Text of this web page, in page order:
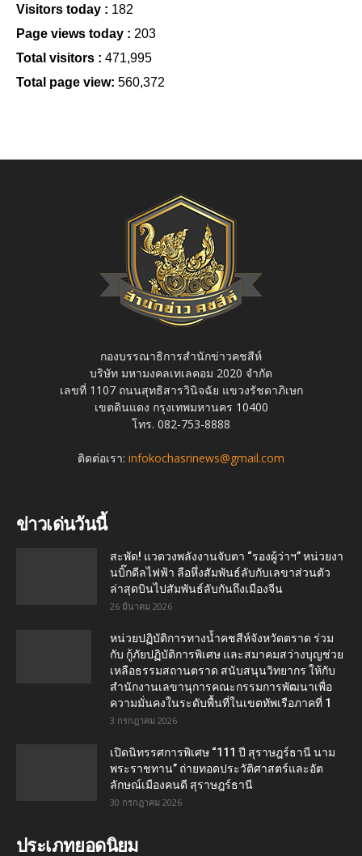
Visitors today : 182
Page views today : 203
Total visitors : 471,995
Total page view: 560,372
กองบรรณาธิการสำนักข่าวคชสีห์
บริษัท มหามงคลเทเลคอม 2020 จำกัด
เลขที่ 1107 ถนนสุทธิสารวินิจฉัย แขวงรัชดาภิเษก
เขตดินแดง กรุงเทพมหานคร 10400
โทร. 082-753-8888
ติดต่อเรา: infokochasrinews@gmail.com
ข่าวเด่นวันนี้
สะพัด! แวดวงพลังงานจับตา “รองผู้ว่าฯ” หน่วยงา
นบิ๊กดีลไฟฟ้า ลือหึ่งสัมพันธ์ลับกับเลขาส่วนตัว
ล่าสุดบินไปสัมพันธ์ลับกันถึงเมืองจีน
26 มีนาคม 2026
หน่วยปฏิบัติการทางน้ำคชสีห์จังหวัดตราด ร่วม
กับ กู้ภัยปฏิบัติการพิเศษ และสมาคมสว่างบุญช่วย
เหลือธรรมสถานตราด สนับสนุนวิทยากร ให้กับ
สำนักงานเลขานุการคณะกรรมการพัฒนาเพื่อ
ความมั่นคงในระดับพื้นที่ในเขตทัพเรือภาคที่ 1
3 กรกฎาคม 2026
เปิดนิทรรศการพิเศษ “111 ปี สุราษฎร์ธานี นาม
พระราชทาน” ถ่ายทอดประวัติศาสตร์และอัต
ลักษณ์เมืองคนดี สุราษฎร์ธานี
30 กรกฎาคม 2026
ประเภทยอดนิยม